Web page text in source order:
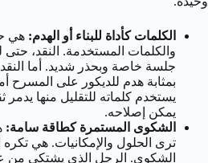
الكلمات كأداة للبناء أو الهدم: هي
والكلمات المستخدمة. النقد،
جلسة خاصة وبحذر شديد. أما النقد
بمثابة هدم للديكور على المسرح
يستخدم كلماته للتقليل منها يدمر
يمكن إصلاحه.
الشكوى المستمرة كطاقة سامة:
ترى الحلول والإمكانيات. هي
الشكوى. الرجل الذي يشتكي من